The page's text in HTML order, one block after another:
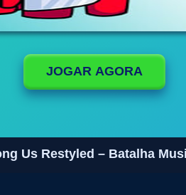
JOGAR AGORA
Us Restyled – Batalha